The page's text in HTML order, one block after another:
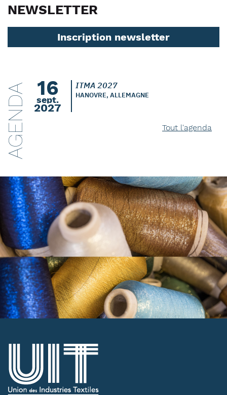
NEWSLETTER
Inscription newsletter
AGENDA 16
sept.
2027
ITMA 2027
HANOVRE, ALLEMAGNE
Tout l'agenda